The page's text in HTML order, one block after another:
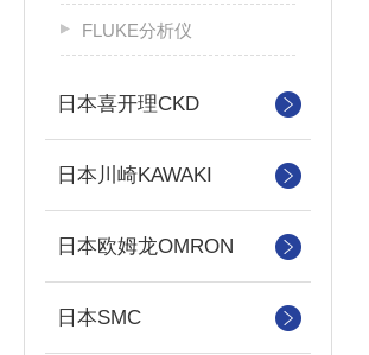
FLUKE分析仪
日本喜开理CKD
日本川崎KAWAKI
日本欧姆龙OMRON
日本SMC